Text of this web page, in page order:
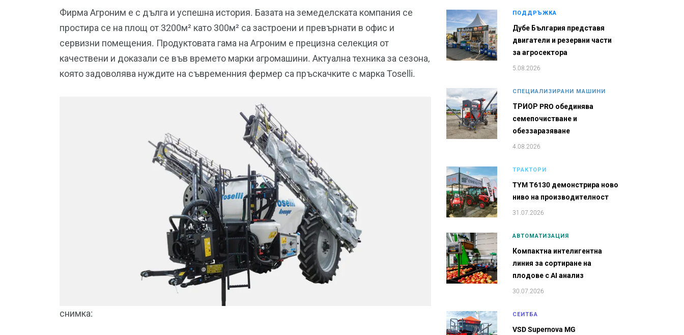
Фирма Агроним е с дълга и успешна история. Базата на земеделската компания се
простира се на площ от 3200м² като 300м² са застроени и превърнати в офис и
сервизни помещения. Продуктовата гама на Агроним е прецизна селекция от
качествени и доказали се във времето марки агромашини. Актуална техника за сезона,
която задоволява нуждите на съвременния фермер са пръскачките с марка Toselli.
снимка:
ПОДДРЪЖКА
Дубе България представя
двигатели и резервни части
за агросектора
5.08.2026
СПЕЦИАЛИЗИРАНИ МАШИНИ
ТРИОР PRO обединява
семепочистване и
обеззаразяване
4.08.2026
ТРАКТОРИ
TYM T6130 демонстрира ново
ниво на производителност
31.07.2026
АВТОМАТИЗАЦИЯ
Компактна интелигентна
линия за сортиране на
плодове с AI анализ
30.07.2026
СЕИТБА
VSD Supernova MG